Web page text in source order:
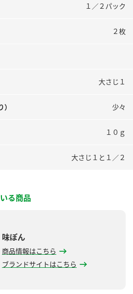
検索
ループについて 製造所固有記号一覧
１／２パック
２枚
大さじ１
少々
１０ｇ
大さじ１と１／２
る商品
味ぽん
商品情報はこちら
ブランドサイトはこちら